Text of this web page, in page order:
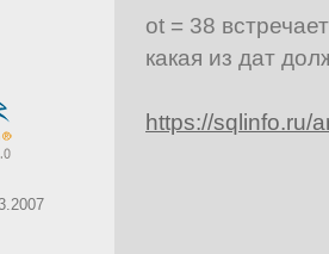
ot = 38
какая из дат
https://sqlinfo.ru/